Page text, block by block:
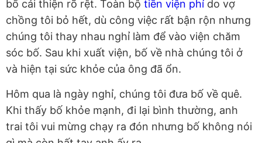
bố cải thiện rõ rệt. Toàn bộ tiền viện phído vợ
chồng tôi bỏ hết, dù công việc rất bận rộn nhưng
chúng tôi thay nhau nghỉ làm để vào viện chăm
sóc bố. Sau khi xuất viện, bố về nhà chúng tôi ở
và hiện tại sức khỏe của ông đã ổn.
Hôm qua là ngày nghỉ, chúng tôi đưa bố về quê.
Khi thấy bố khỏe mạnh, đi lại bình thường, anh
trai tôi vui mừng chạy ra đón nhưng bố không nói